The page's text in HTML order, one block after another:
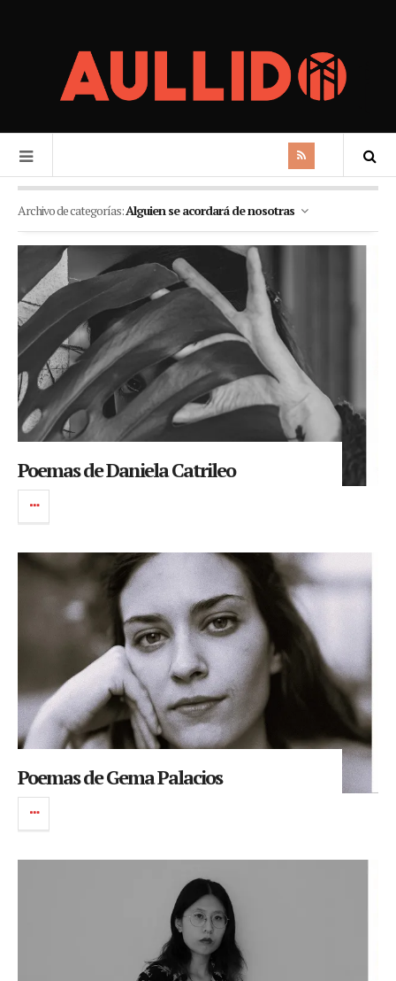
Archivo de categorías:Alguien se acordará de nosotras
Poemas de Daniela Catrileo
Poemas de Gema Palacios